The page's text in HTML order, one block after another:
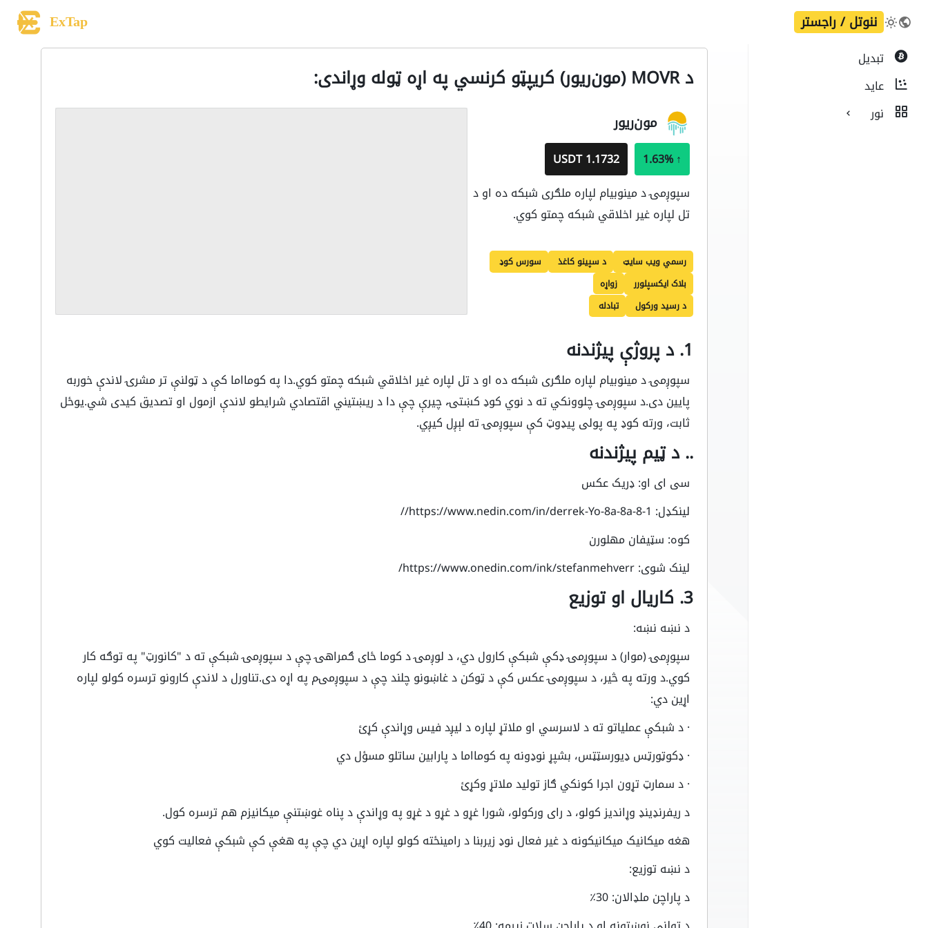
ExTap ننوتل / راجستر
تبدیل
عاید
نور
د MOVR (مون‌ریور) کریپټو کرنسي په اړه ټوله وړاندی:
مون‌ریور
↑
1.63%
1.1732 USDT
سپوږمۍ د مینوبیام لپاره ملګری شبکه ده او د
تل لپاره غیر اخلاقي شبکه چمتو کوي.
رسمي ویب سایټ د سپينو کاغذ
سورس کوډ
بلاک ایکسپلورر
زواړه
د رسيد ورکول
تبادله
1. د پروژې پیژندنه
سپوږمۍ د مینوبیام لپاره ملګری شبکه ده او د تل لپاره غیر اخلاقي شبکه چمتو کوي.دا په کومااما کې د ټولنې تر مشرۍ لاندې خوربه
پایین دی.د سپوږمۍ چلوونکي ته د نوي کوډ کښتۍ، چیرې چې دا د ریښتیني اقتصادي شرایطو لاندې ازمول او تصدیق کیدی شي.یوځل
ثابت، ورته کوډ په پولی پیډوټ کې سپوږمۍ ته لېږل کیږي.
.. د ټیم پیژندنه
سی ای او: ډریک عکس
لینکډل: https://www.nedin.com/in/derrek-Yo-8a-8a-8-1//
کوه: سټیفان مهلورن
لینک شوی: https://www.onedin.com/ink/stefanmehverr/
3. کاریال او توزیع
د نښه نښه:
سپوږمۍ (موار) د سپوږمۍ ډکې شبکې کارول دي، د لوږمۍ د کوما ځای ګمراهۍ چې د سپوږمۍ شبکې ته د "کانورټ" په توګه کار
کوي.د ورته په څیر، د سپوږمۍ عکس کې د ټوکن د غاښونو چلند چې د سپوږمۍم په اړه دی.تناورل د لاندې کارونو ترسره کولو لپاره
اړین دي:
· د شبکې عملیاتو ته د لاسرسي او ملاتړ لپاره د لیږد فیس وړاندې کړئ
· ډکوټورټس ډیورسټټس، بشپړ نوډونه په کومااما د پارابین ساتلو مسؤل دي
· د سمارټ تړون اجرا کونکي ګاز تولید ملاتړ وکړئ
د ریفرنډینډ وړاندیز کولو، د رای ورکولو، شورا غړو د غړو د غړو په وړاندې د پناه غوښتنې میکانیزم هم ترسره کول.
هغه میکانیک میکانیکونه د غیر فعال نوډ زیربنا د رامینځته کولو لپاره اړین دي چې په هغې کې شبکې فعالیت کوي
د نښه توزیع:
د پاراچن ملډالان: 30٪